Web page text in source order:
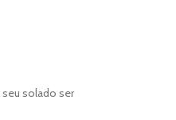
solado ser